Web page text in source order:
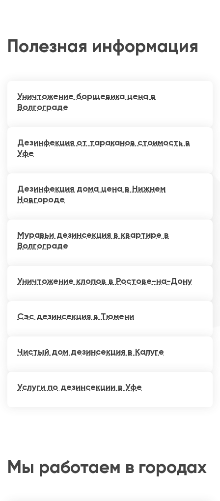
Полезная информация
Уничтожение борщевика цена в
Волгограде
Дезинфекция от тараканов стоимость в
Уфе
Дезинфекция дома цена в Нижнем
Новгороде
Муравьи дезинсекция в квартире в
Волгограде
Уничтожение клопов в Ростове-на-Дону
Сэс дезинсекция в Тюмени
Чистый дом дезинсекция в Калуге
Услуги по дезинсекции в Уфе
Мы работаем в городах